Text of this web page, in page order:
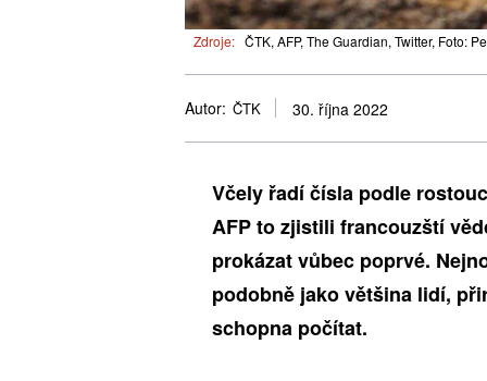
Zdroje: ČTK, AFP, The Guardian, Twitter, Foto:
Autor: ČTK 30. října 2022
Včely řadí čísla podle
AFP to zjistili francouzští
prokázat vůbec poprvé.
podobně jako většina lidí,
schopna počítat.